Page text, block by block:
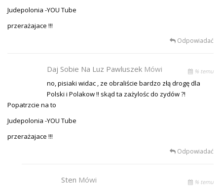
Judepolonia -YOU Tube
przerażajace !!!
Odpowiadać
Daj Sobie Na Luz Pawluszek Mówi % temu
no, pisiaki widac , ze obraliście bardzo złą drogę dla
Polski i Polakow !! skąd ta zażylośc do zydów ?!
Popatrzcie na to
Judepolonia -YOU Tube
przerażajace !!!
Odpowiadać
Sten Mówi % temu